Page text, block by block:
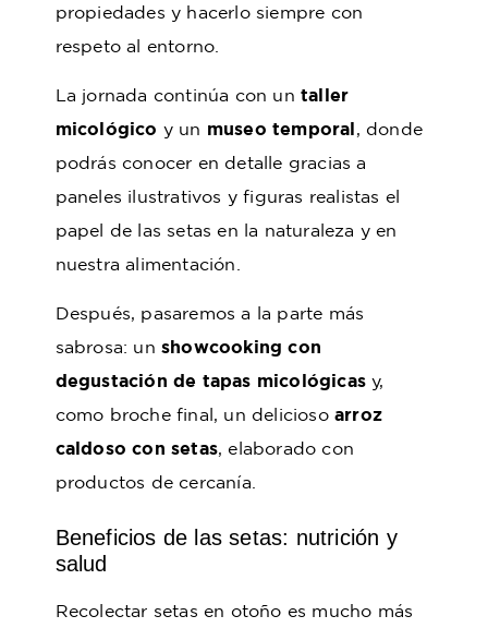
propiedades y hacerlo siempre con
respeto al entorno.
La jornada continúa con untaller
micológico y un museo temporal, donde
podrás conocer en detalle gracias a
paneles ilustrativos y figuras realistas el
papel de las setas en la naturaleza y en
nuestra alimentación.
Después, pasaremos a la parte más
sabrosa: unshowcooking con
degustación de tapas micológicas y,
como broche final, un deliciosoarroz
caldoso con setas, elaborado con
productos de cercanía.
Beneficios de las setas: nutrición y
salud
Recolectar setas en otoño es mucho más